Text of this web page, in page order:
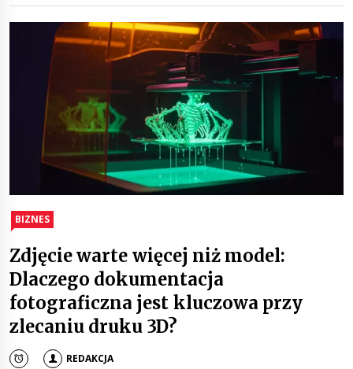
BIZNES
Zdjęcie warte więcej niż model:
Dlaczego dokumentacja
fotograficzna jest kluczowa przy
zlecaniu druku 3D?
REDAKCJA